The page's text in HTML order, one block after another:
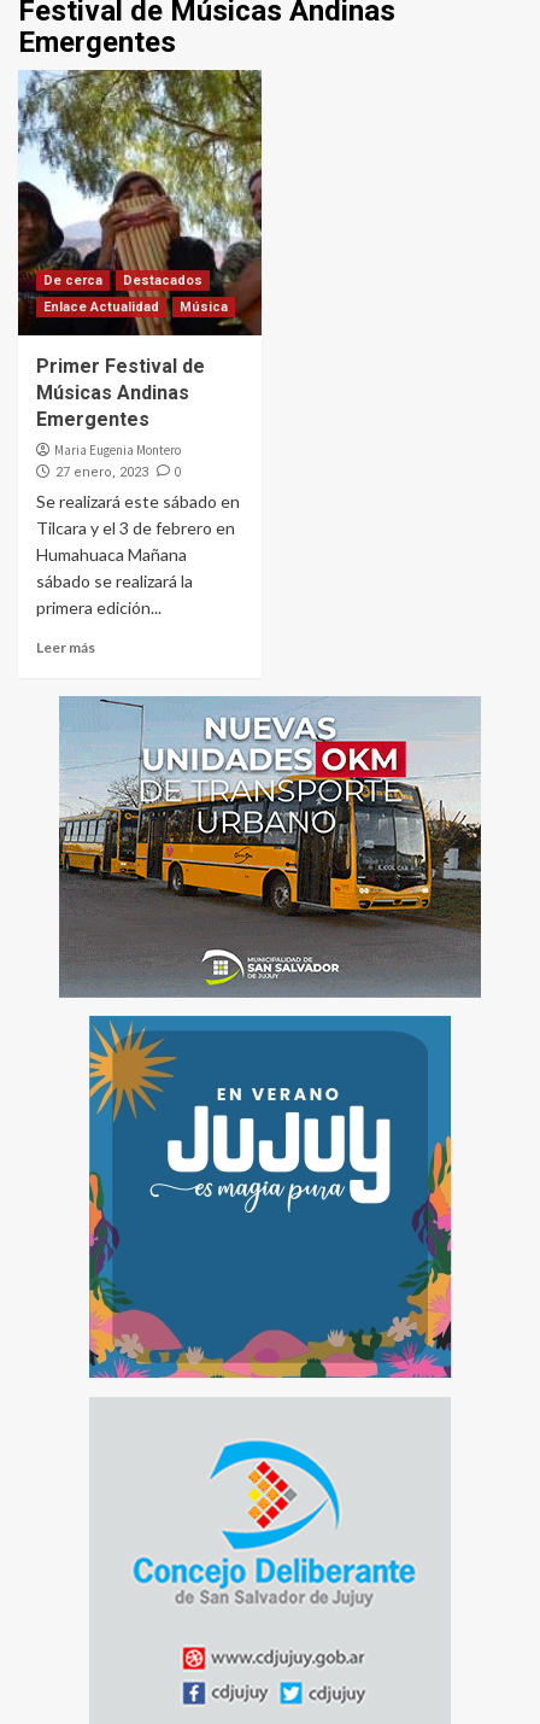
Festival de Músicas Andinas
Emergentes
De cerca
Destacados
Enlace Actualidad
Música
Primer Festival de
Músicas Andinas
Emergentes
Maria Eugenia Montero
27 enero, 2023 0
Se realizará este sábado en
Tilcara y el 3 de febrero en
Humahuaca Mañana
sábado se realizará la
primera edición...
Leer más